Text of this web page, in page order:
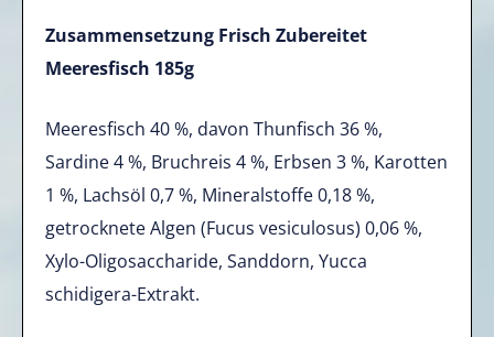
Zusammensetzung Frisch Zubereitet
Meeresfisch 185g
Meeresfisch 40 %, davon Thunfisch 36 %,
Sardine 4 %, Bruchreis 4 %, Erbsen 3 %, Karotten
1 %, Lachsöl 0,7 %, Mineralstoffe 0,18 %,
getrocknete Algen (Fucus vesiculosus) 0,06 %,
Xylo-Oligosaccharide, Sanddorn, Yucca
schidigera-Extrakt.